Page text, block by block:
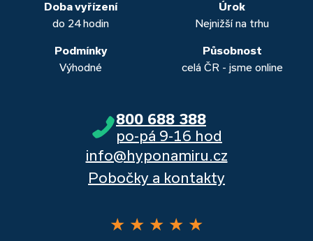
Doba vyřízení
do 24 hodin
Úrok
Nejnižší na trhu
Podmínky
Výhodné
Působnost
celá ČR - jsme online
800 688 388
po-pá 9-16 hod
info@hyponamiru.cz
Pobočky a kontakty
★ ★ ★ ★ ★